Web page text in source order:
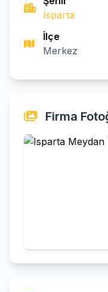
Isparta
İlçe
Merkez
Firma